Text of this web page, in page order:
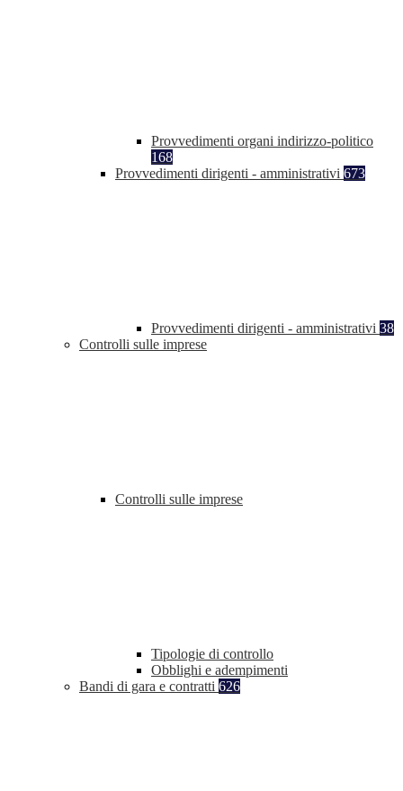
Provvedimenti organi indirizzo-politico
168
Provvedimenti dirigenti - amministrativi 673
Provvedimenti dirigenti - amministrativi 38
Controlli sulle imprese
Controlli sulle imprese
Tipologie di controllo
Obblighi e adempimenti
Bandi di gara e contratti 626